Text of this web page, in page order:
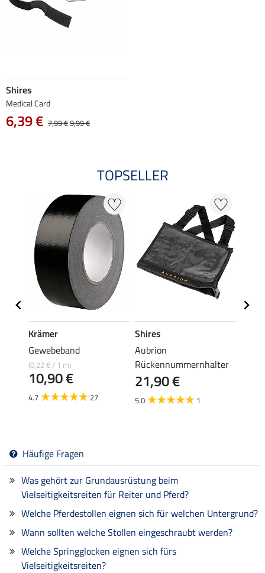
Shires
Medical Card
6,39 € 7,99 €9,99 €
TOPSELLER
Krämer
Gewebeband
(0,22 € / 1 m)
10,90 €
4.7 27
Shires
Aubrion
Rückennummernhalter
21,90 €
5.0 1
Häufige Fragen
Was gehört zur Grundausrüstung beim
Vielseitigkeitsreiten für Reiter und Pferd?
Welche Pferdestollen eignen sich für welchen Untergrund?
Wann sollten welche Stollen eingeschraubt werden?
Welche Springglocken eignen sich fürs
Vielseitigkeitsreiten?